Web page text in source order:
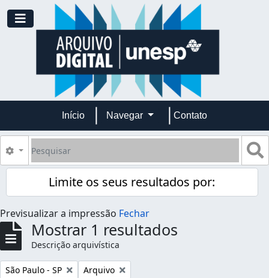
Skip to main content
Toggle navigation
Início Navegar Contato
Pesquisar
Opções de busca
Limite os seus resultados por:
Previsualizar a impressão Fechar
Mostrar 1 resultados
Descrição arquivística
Remover filtro:
São Paulo - SP Remover filtro:
Arquivo